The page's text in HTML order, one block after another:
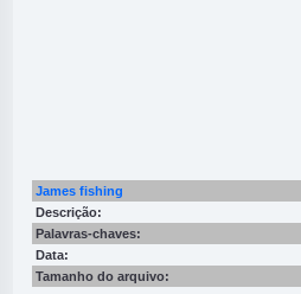
James fishing
Descrição:
Palavras-chaves:
Data:
Tamanho do arquivo: